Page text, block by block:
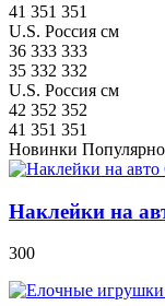
41 351 351
U.S. Россия см
36 333 333
35 332 332
U.S. Россия см
42 352 352
41 351 351
Новинки
Наклейки на
300